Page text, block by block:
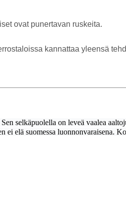
ovat punertavan ruskeita.
kannattaa yleensä
selkäpuolella on leveä vaalea
elä suomessa luonnonvaraisena.